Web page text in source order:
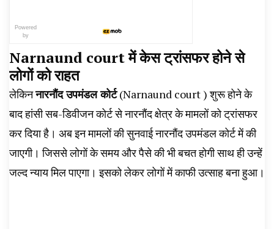
Powered
by
Narnaund court में केस ट्रांसफर होने से
लोगों को राहत
लेकिननारनौंद उपमंडल कोर्ट(Narnaund court ) शुरू होने के
बाद हांसी सब-डिवीजन कोर्ट से नारनौंद क्षेत्र के मामलों को ट्रांसफर
कर दिया है। अब इन मामलों की सुनवाई नारनौंद उपमंडल कोर्ट में की
जाएगी। जिससे लोगों के समय और पैसे की भी बचत होगी साथ ही उन्हें
जल्द न्याय मिल पाएगा। इसको लेकर लोगों में काफी उत्साह बना हुआ।